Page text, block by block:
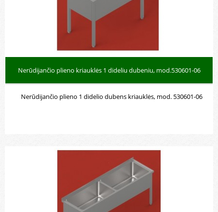
Nerūdijančio plieno kriauklės 1 dideliu dubeniu, mod.530601-06
Nerūdijančio plieno 1 didelio dubens kriauklės, mod. 530601-06